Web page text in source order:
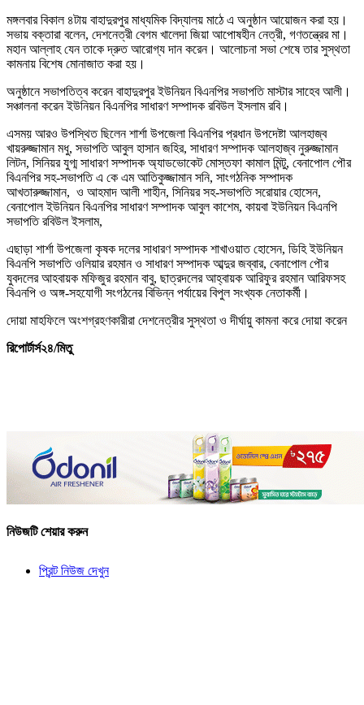
মঙ্গলবার বিকাল ৪টায় বাহাদুরপুর মাধ্যমিক বিদ্যালয় মাঠে এ অনুষ্ঠান আয়োজন করা হয়।
সভায় বক্তারা বলেন, দেশনেত্রী বেগম খালেদা জিয়া আপোষহীন নেত্রী, গণতন্ত্রের মা।
মহান আল্লাহ যেন তাকে দ্রুত আরোগ্য দান করেন। আলোচনা সভা শেষে তার সুস্থতা
কামনায় বিশেষ মোনাজাত করা হয়।
অনুষ্ঠানে সভাপতিত্ব করেন বাহাদুরপুর ইউনিয়ন বিএনপির সভাপতি মাস্টার সাহেব আলী।
সঞ্চালনা করেন ইউনিয়ন বিএনপির সাধারণ সম্পাদক রবিউল ইসলাম রবি।
এসময় আরও উপস্থিত ছিলেন শার্শা উপজেলা বিএনপির প্রধান উপদেষ্টা আলহাজ্ব
খায়রুজ্জামান মধু, সভাপতি আবুল হাসান জহির, সাধারণ সম্পাদক আলহাজ্ব নুরুজ্জামান
লিটন, সিনিয়র যুগ্ম সাধারণ সম্পাদক অ্যাডভোকেট মোস্তফা কামাল মিন্টু, বেনাপোল পৌর
বিএনপির সহ-সভাপতি এ কে এম আতিকুজ্জামান সনি, সাংগঠনিক সম্পাদক
আখতারুজ্জামান, ও আহমাদ আলী শাহীন, সিনিয়র সহ-সভাপতি সরোয়ার হোসেন,
বেনাপোল ইউনিয়ন বিএনপির সাধারণ সম্পাদক আবুল কাশেম, কায়বা ইউনিয়ন বিএনপি
সভাপতি রবিউল ইসলাম,
এছাড়া শার্শা উপজেলা কৃষক দলের সাধারণ সম্পাদক শাখাওয়াত হোসেন, ডিহি ইউনিয়ন
বিএনপি সভাপতি ওলিয়ার রহমান ও সাধারণ সম্পাদক আব্দুর জব্বার, বেনাপোল পৌর
যুবদলের আহবায়ক মফিজুর রহমান বাবু, ছাত্রদলের আহ্বায়ক আরিফুর রহমান আরিফসহ
বিএনপি ও অঙ্গ-সহযোগী সংগঠনের বিভিন্ন পর্যায়ের বিপুল সংখ্যক নেতাকর্মী।
দোয়া মাহফিলে অংশগ্রহণকারীরা দেশনেত্রীর সুস্থতা ও দীর্ঘায়ু কামনা করে দোয়া করেন
রিপোর্টার্স২৪/মিতু
নিউজটি শেয়ার করুন
প্রিন্ট নিউজ দেখুন